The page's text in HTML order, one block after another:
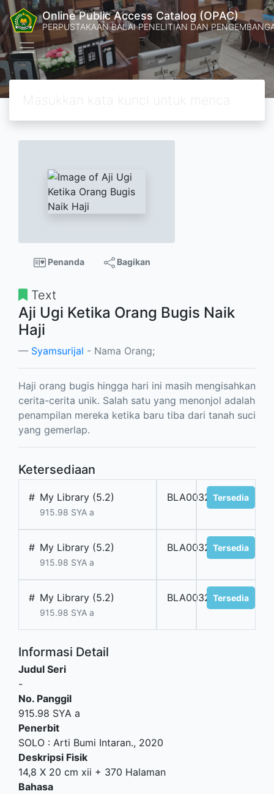
Online Public Access Catalog (OPAC)
PERPUSTAKAAN BALAI PENELITIAN DAN
Penanda Bagikan
Text
Aji Ugi Ketika Orang Bugis Naik
Haji
Syamsurijal - Nama Orang;
Haji orang bugis hingga hari ini masih mengisahkan
cerita-cerita unik. Salah satu yang menonjol adalah
penampilan mereka ketika baru tiba dari tanah suci
yang gemerlap.
Ketersediaan
# My Library (5.2)
915.98 SYA a
BLA003209Tersedia
# My Library (5.2)
915.98 SYA a
BLA003208Tersedia
# My Library (5.2)
915.98 SYA a
BLA003207Tersedia
Informasi Detail
Judul Seri
-
No. Panggil
915.98 SYA a
Penerbit
SOLO : Arti Bumi Intaran., 2020
Deskripsi Fisik
14,8 X 20 cm xii + 370 Halaman
Bahasa